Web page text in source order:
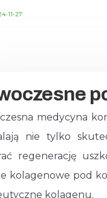
11-27
medycyna
nie tylko
regenerację
kolagenowe pod
kolagenu.